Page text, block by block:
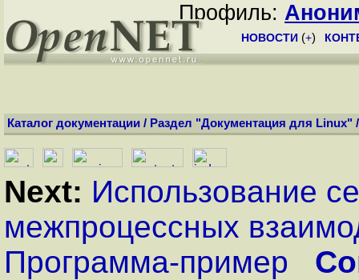
Профиль:
НОВОСТИ (+)
Каталог документации / Раздел "Документация для Linux"
Next: Использование
межпроцессных
Программа-пример